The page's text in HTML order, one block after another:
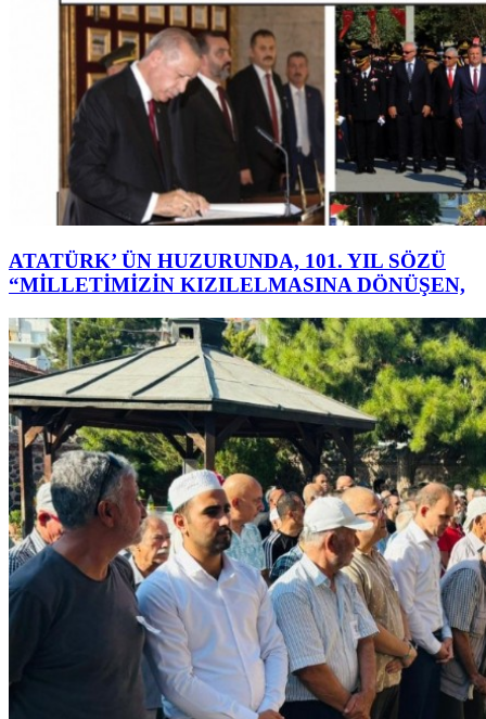
ATATÜRK’ ÜN HUZURUNDA, 101. YIL SÖZÜ
“MİLLETİMİZİN KIZILELMASINA DÖNÜŞEN,